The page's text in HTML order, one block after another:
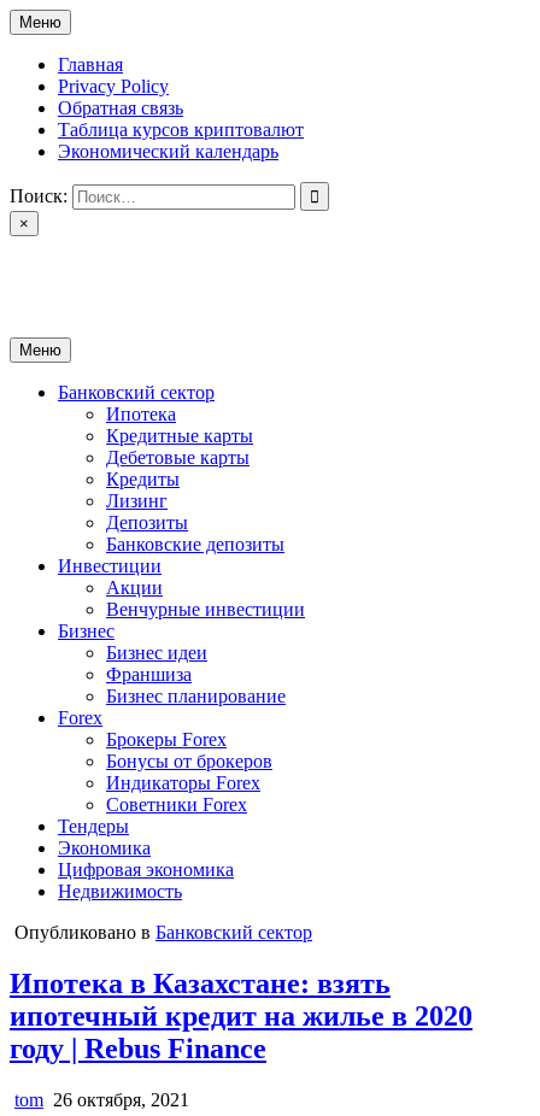
Перейти
к
содержимому
Меню
Главная
Privacy Policy
Обратная связь
Таблица курсов криптовалют
Экономический календарь
Поиск:
×
Меню
Банковский сектор
Ипотека
Кредитные карты
Дебетовые карты
Кредиты
Лизинг
Депозиты
Банковские депозиты
Инвестиции
Акции
Венчурные инвестиции
Бизнес
Бизнес идеи
Франшиза
Бизнес планирование
Forex
Брокеры Forex
Бонусы от брокеров
Индикаторы Forex
Советники Forex
Тендеры
Экономика
Цифровая экономика
Недвижимость
Опубликовано в Банковский сектор
Ипотека в Казахстане: взять
ипотечный кредит на жилье в 2020
году | Rebus Finance
tom 26 октября, 2021